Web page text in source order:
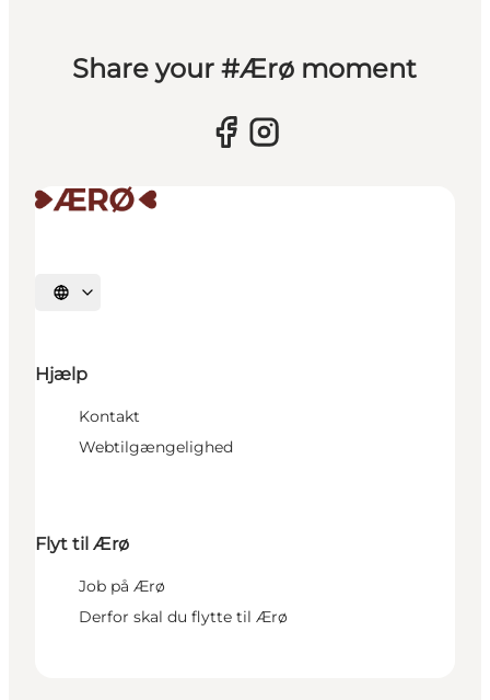
Share your #Ærø moment
Vælg sprog
Hjælp
Kontakt
Webtilgængelighed
Flyt til Ærø
Job på Ærø
Derfor skal du flytte til Ærø